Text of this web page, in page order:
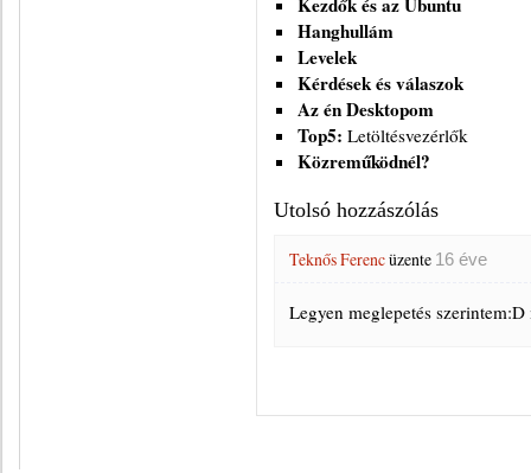
Hanghullám
Levelek
Kérdések és válaszok
Az én Desktopom
Top5: Letöltésvezérlők
Közreműködnél?
Utolsó hozzászólás
Teknős Ferencüzente 16 éve
Legyen meglepetés